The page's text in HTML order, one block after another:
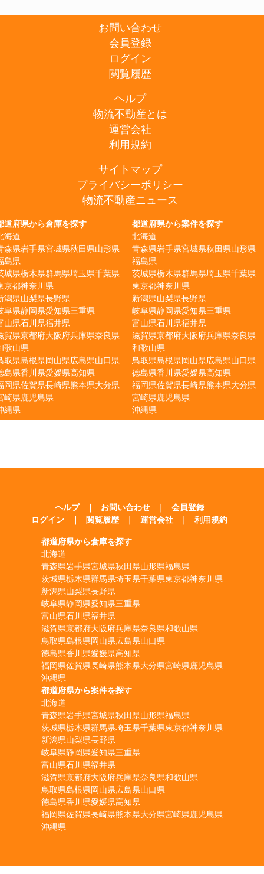
お問い合わせ
会員登録
ログイン
閲覧履歴
ヘルプ
物流不動産とは
運営会社
利用規約
サイトマップ
プライバシーポリシー
物流不動産ニュース
道府県から倉庫を探す
海道
森県岩手県宮城県秋田県山形県
島県
城県栃木県群馬県埼玉県千葉県
京都神奈川県
潟県山梨県長野県
阜県静岡県愛知県三重県
山県石川県福井県
賀県京都府大阪府兵庫県奈良県
歌山県
取県島根県岡山県広島県山口県
島県香川県愛媛県高知県
岡県佐賀県長崎県熊本県大分県
崎県鹿児島県
縄県
都道府県から案件を探す
北海道
青森県岩手県宮城県秋田県山形県
福島県
茨城県栃木県群馬県埼玉県千葉県
東京都神奈川県
新潟県山梨県長野県
岐阜県静岡県愛知県三重県
富山県石川県福井県
滋賀県京都府大阪府兵庫県奈良県
和歌山県
鳥取県島根県岡山県広島県山口県
徳島県香川県愛媛県高知県
福岡県佐賀県長崎県熊本県大分県
宮崎県鹿児島県
沖縄県
ヘルプ ｜ お問い合わせ ｜
会員登録
ログイン
｜ 閲覧履歴 ｜ 運営会社 ｜ 利用規約
都道府県から倉庫を探す
北海道
青森県岩手県宮城県秋田県山形県福島県
茨城県栃木県群馬県埼玉県千葉県東京都神奈川県
新潟県山梨県長野県
岐阜県静岡県愛知県三重県
富山県石川県福井県
滋賀県京都府大阪府兵庫県奈良県和歌山県
鳥取県島根県岡山県広島県山口県
徳島県香川県愛媛県高知県
福岡県佐賀県長崎県熊本県大分県宮崎県鹿児島県
沖縄県
都道府県から案件を探す
北海道
青森県岩手県宮城県秋田県山形県福島県
茨城県栃木県群馬県埼玉県千葉県東京都神奈川県
新潟県山梨県長野県
岐阜県静岡県愛知県三重県
富山県石川県福井県
滋賀県京都府大阪府兵庫県奈良県和歌山県
鳥取県島根県岡山県広島県山口県
徳島県香川県愛媛県高知県
福岡県佐賀県長崎県熊本県大分県宮崎県鹿児島県
沖縄県